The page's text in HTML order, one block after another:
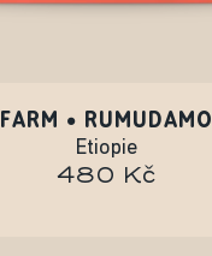
FARM • RUMUDAMO
Etiopie
480 Kč